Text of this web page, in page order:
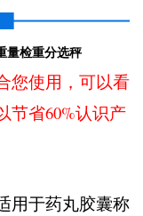
量检重分选秤
您使用，可以看
节省60%认识产
用于药丸胶囊称